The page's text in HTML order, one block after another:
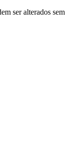
ser alterados sem